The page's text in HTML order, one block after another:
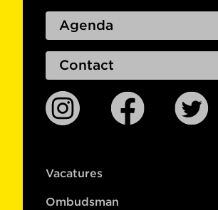
Agenda
Contact
Vacatures
Ombudsman